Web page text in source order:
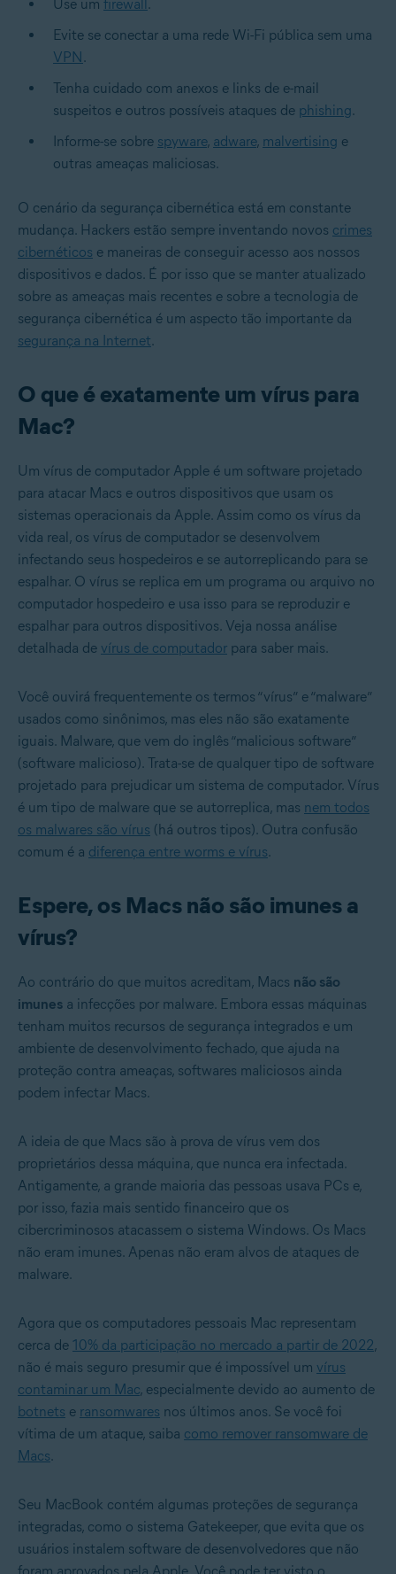
Use um firewall .
Evite se conectar a uma rede Wi-Fi pública sem uma
VPN.
Tenha cuidado com anexos e links de e-mail
suspeitos e outros possíveis ataques de phishing.
Informe-se sobre spyware, adware, malvertising e
outras ameaças maliciosas.
O cenário da segurança cibernética está em constante
mudança. Hackers estão sempre inventando novos crimes
cibernéticos e maneiras de conseguir acesso aos nossos
dispositivos e dados. É por isso que se manter atualizado
sobre as ameaças mais recentes e sobre a tecnologia de
segurança cibernética é um aspecto tão importante da
segurança na Internet.
O que é exatamente um vírus para
Mac?
Um vírus de computador Apple é um software projetado
para atacar Macs e outros dispositivos que usam os
sistemas operacionais da Apple. Assim como os vírus da
vida real, os vírus de computador se desenvolvem
infectando seus hospedeiros e se autorreplicando para se
espalhar. O vírus se replica em um programa ou arquivo no
computador hospedeiro e usa isso para se reproduzir e
espalhar para outros dispositivos. Veja nossa análise
detalhada de vírus de computador para saber mais.
Você ouvirá frequentemente os termos “vírus” e “malware”
usados como sinônimos, mas eles não são exatamente
iguais. Malware, que vem do inglês “malicious software”
(software malicioso). Trata-se de qualquer tipo de software
projetado para prejudicar um sistema de computador. Vírus
é um tipo de malware que se autorreplica, mas nem todos
os malwares são vírus (há outros tipos). Outra confusão
comum é a diferença entre worms e vírus.
Espere, os Macs não são imunes a
vírus?
Ao contrário do que muitos acreditam, Macs não são
imunes a infecções por malware. Embora essas máquinas
tenham muitos recursos de segurança integrados e um
ambiente de desenvolvimento fechado, que ajuda na
proteção contra ameaças, softwares maliciosos ainda
podem infectar Macs.
A ideia de que Macs são à prova de vírus vem dos
proprietários dessa máquina, que nunca era infectada.
Antigamente, a grande maioria das pessoas usava PCs e,
por isso, fazia mais sentido financeiro que os
cibercriminosos atacassem o sistema Windows. Os Macs
não eram imunes. Apenas não eram alvos de ataques de
malware.
Agora que os computadores pessoais Mac representam
cerca de 10% da participação no mercado a partir de 2022,
não é mais seguro presumir que é impossível um vírus
contaminar um Mac, especialmente devido ao aumento de
botnets e ransomwares nos últimos anos. Se você foi
vítima de um ataque, saiba como remover ransomware de
Macs.
Seu MacBook contém algumas proteções de segurança
integradas, como o sistema Gatekeeper, que evita que os
usuários instalem software de desenvolvedores que não